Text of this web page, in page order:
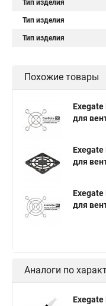
Тип изделия
Тип изделия
Тип изделия
Похожие товары
Exegate
для
Exegate
для
Exegate
для
Аналоги по
Exegate